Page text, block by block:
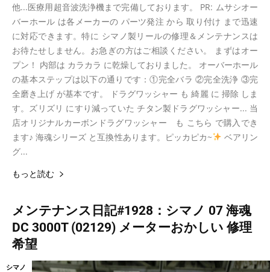
他...医療用超音波洗浄機まで完備しております。 PR: ムサシオー
バーホール は各メーカーの パーツ発注 から 取り付け まで迅速
に対応できます。特に シマノ製リールの修理＆メンテナンスは
お待たせしません。お急ぎの方はご相談ください。 まずはオー
プン！ 内部は カラカラ に乾燥しておりました。 オーバーホール
の基本ステップは以下の通りです：①完全バラ ②完全洗浄 ③完
全磨き上げ が基本です。 ドラグワッシャー も 綺麗 に 掃除 しま
す。ズリズリ にすり減っていた チタン製ドラグワッシャー... 当
店オリジナルカーボンドラグワッシャー も こちら で購入でき
ます♪ 海魂シリーズ と互換性あります。ピッカピカ~
ベアリン
グ...
もっと読む
メンテナンス日記#1928：シマノ 07 海魂
DC 3000T (02129) メーターおかしい 修理
希望
シマノ